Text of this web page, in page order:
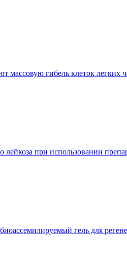
гибель клеток легких
при использовании
гель для